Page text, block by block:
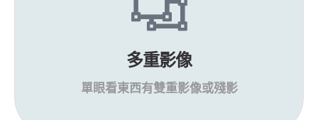
出現光暈